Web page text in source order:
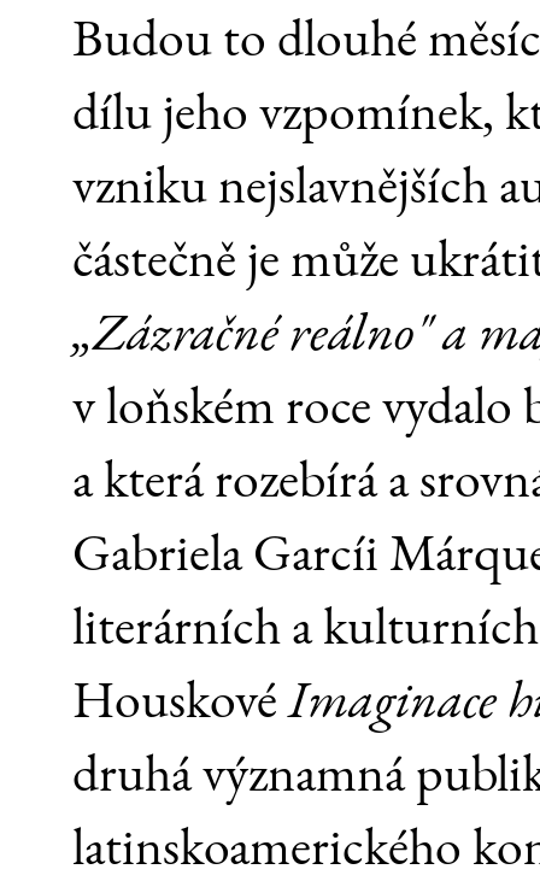
Budou to dlouhé
dílu jeho vzpomínek,
vzniku nejslavnějších
částečně je může
„Zázračné reálno" a
v loňském roce vydalo
a která rozebírá a
Gabriela Garcíi
literárních a
HouskovéImaginace
druhá významná
latinskoamerického